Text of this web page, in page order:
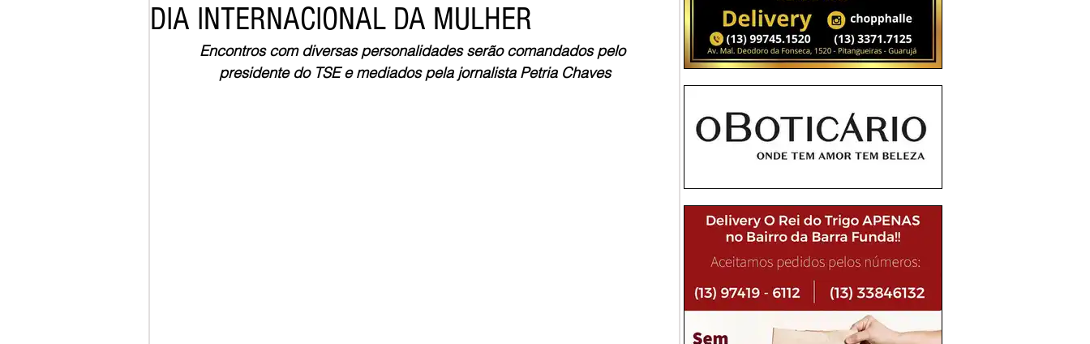
DIA INTERNACIONAL DA MULHER
Encontros com diversas personalidades serão comandados pelo
presidente do TSE e mediados pela jornalista Petria Chaves